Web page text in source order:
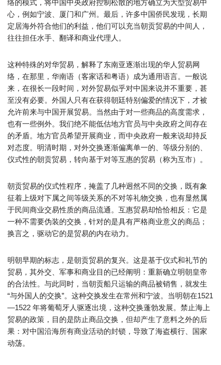
络的模式，将中国中央政府控制松散的地方确立为大型贸易中
心，例如宁波、厦门和广州。最后，许多中国侨民发现，长期
定居海外符合他们的利益，他们可以充当朝贡贸易的中间人，
往往担任水手、翻译和商业代理人。
这种特殊的对华贸易，解释了东南亚逐渐出现的华人贸易网
络，在那里，华南语（客家话和粤语）成为通用语言。一般说
来，在很长一段时间，对外贸易似乎对中国来说并不重要，甚
至没有必要。外国人只有在获得朝廷特别偏爱的情况下，才被
允许前来与中国开展贸易。当然由于对一些商品的高度需求，
也有一些例外。我们绝不能低估地方官员与中央政府之间存在
的矛盾。地方官员希望开展商业，而中央政府一般来说却持反
对态度。明清时期，对外交换逐渐偏离单一的、等级分别的、
仪式性的朝贡贸易，转向基于对等互惠的贸易（称为互市）。
朝贡贸易的仪式性程序，掩盖了几种迥然不同的交换，既有象
征着上级对下属之间等级关系的不对等礼物交换，也有显然属
于民间商业交易性质的商品流通。互惠贸易却恰恰相反：它是
一种不需要伪装的交换，针对的是具有严格商业意义的商品；
换言之，驱动它的是贸易的内在动力。
明朝早期的标志，是朝贡贸易的复兴。这是基于仪式和礼节的
贸易，其外交、军事和商业目的已经阐明：重新确立明朝皇帝
的合法性。与此同时，当朝贡船只运输的商品被销售，就发生
“与外国人的交换”。这种交换发生在常州和宁波。当明朝在1521
—1522 年将葡萄牙人驱逐出境，这种交换蓬勃发展。禁止海上
贸易的政策，目的是防止商品交换，但却产生了意料之外的后
果：对中国沿海所有商业活动的封锁，导致了海盗横行、国家
动荡。